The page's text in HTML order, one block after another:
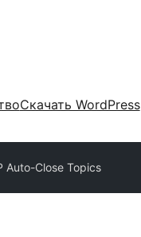
Скачать WordPress
Auto-Close Topics